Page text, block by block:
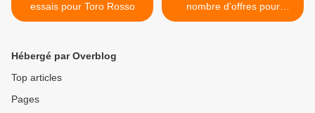
essais pour Toro Rosso
nombre d'offres pour
accéder au paddock >
Hébergé par Overblog
Top articles
Pages